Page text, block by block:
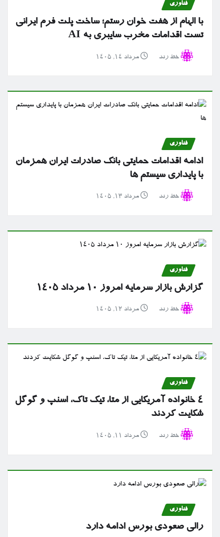
فناوری
با الهام از هفت خوان رستم؛ ساخت پلت فرم ایرانی
تست اقدامات مخرب سایبری به AI
خط رند مرداد ۱۴, ۱۴۰۵
فناوری
ادامه اقدامات حمایتی بانک صادرات ایران همزمان
با پایداری سیستم ها
خط رند مرداد ۱۳, ۱۴۰۵
فناوری
گزارش بازار سرمایه امروز ۱۰ مرداد ۱۴۰۵
خط رند مرداد ۱۲, ۱۴۰۵
فناوری
۴ خانواده آمریکایی از متا، تیک تاک، اسنپ و گوگل
شکایت کردند
خط رند مرداد ۱۱, ۱۴۰۵
فناوری
رالی صعودی بورس ادامه دارد